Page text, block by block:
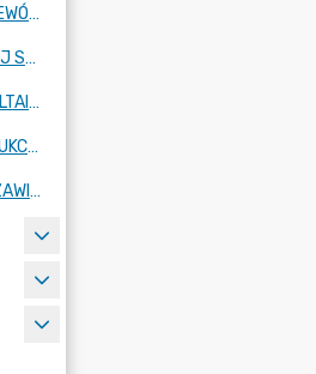
ROZBUDOWA DROGI WOJEWÓDZKIEJ NR 579 W ZAKRESIE BUDOWY DROGI DLA PIESZYCH I ROWERÓW, W OBRĘBIE EWIDENCYJNYM NR 0019 RADZIEJOWICE, NR 0001 ADAMÓW-PARCEL, NR 0004 BUDY JÓZEFOWSKIE, NR 0002 ADAMÓW-WIEŚ, NR 0011 KUKLÓWKA RADZIEJOWICKA, W GMINIE RADZIEJOWICE, POW. ŻYRARDOWSKI, WOJ. MAZOWIECKIE
ROZBUDOWA ISTNIEJĄCEJ STACJI PALIW NA DZIAŁKACH NR 163/27 I 163/29, OBRĘB KRZE, GMINA RADZIEJOWICE
BUDOWA FARMY FOTOWOLTAICZNEJ PV SŁABOMIERZ I O MOCY DO 3 MW WŁĄCZNIE (Z MOŻLIWOŚCIĄ REALIZACJI W ETAPACH) REALIZOWANEJ NA DZIAŁCE O NR 310/1 OBRĘB 0011 SŁABOMIERZ, GMINA RADZIEJOWICE, POWIAT ŻYRARDOWSKI WRAZ Z NIEZBĘDNĄ INFRASTRUKTURĄ TECHNICZNĄ W TYM Z MAGAZYNAMI ENERGII
BUDOWA BUDYNKU PRODUKCYJNO-MAGAZYNOWEGO Z CZĘŚCIĄ SOCJALNO-BIUROWĄ WRAZ Z NIEZBĘDNĄ INFRASTRUKTURĄ KOMUNIKACYJNĄ I TECHNICZNĄ, NA DZIAŁCE O NR EW. 71/1 POŁOŻONEJ W MIEJSCOWOŚCI KURANÓW, OBRĘB EWIDENCYJNY NR 0013, W GMINIE RADZIEJOWICE, POW. ŻYRARDOWSKI, WOJ. MAZOWIECKIE.
INFORMACJE O WYROBACH ZAWIERAJĄCYCH AZBEST